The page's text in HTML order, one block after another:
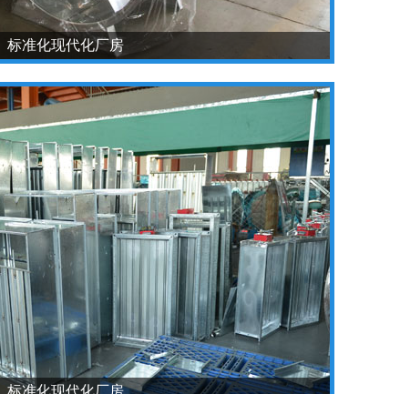
标准化现代化厂房
标准化现代化厂房